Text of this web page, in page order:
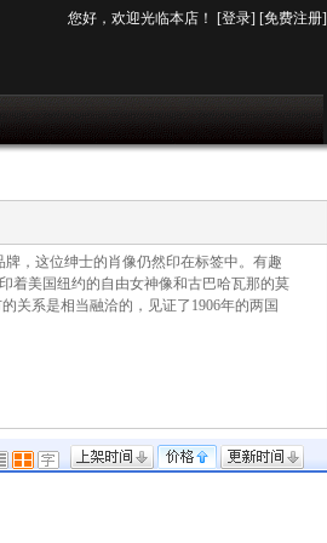
您好，欢迎光临本店！ [登录] [免费注册]
牌，这位绅士的肖像仍然印在标签中。有趣
着美国纽约的自由女神像和古巴哈瓦那的莫
关系是相当融洽的，见证了1906年的两国